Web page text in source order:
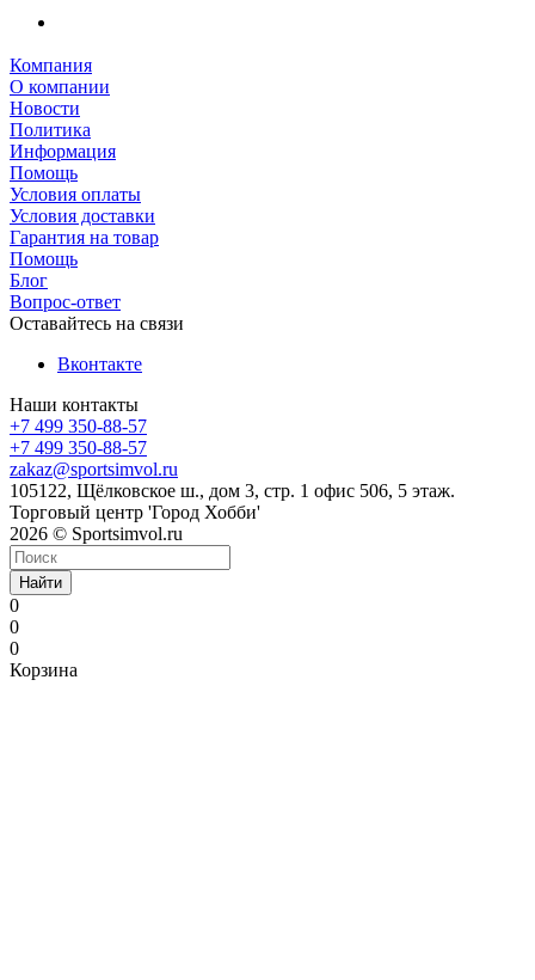
Компания
О компании
Новости
Политика
Информация
Помощь
Условия оплаты
Условия доставки
Гарантия на товар
Помощь
Блог
Вопрос-ответ
Оставайтесь на связи
Вконтакте
Наши контакты
+7 499 350-88-57
+7 499 350-88-57
zakaz@sportsimvol.ru
105122, Щёлковское ш., дом 3, стр. 1 офис 506, 5 этаж.
Торговый центр 'Город Хобби'
2026 © Sportsimvol.ru
Найти
0
0
0
Корзина